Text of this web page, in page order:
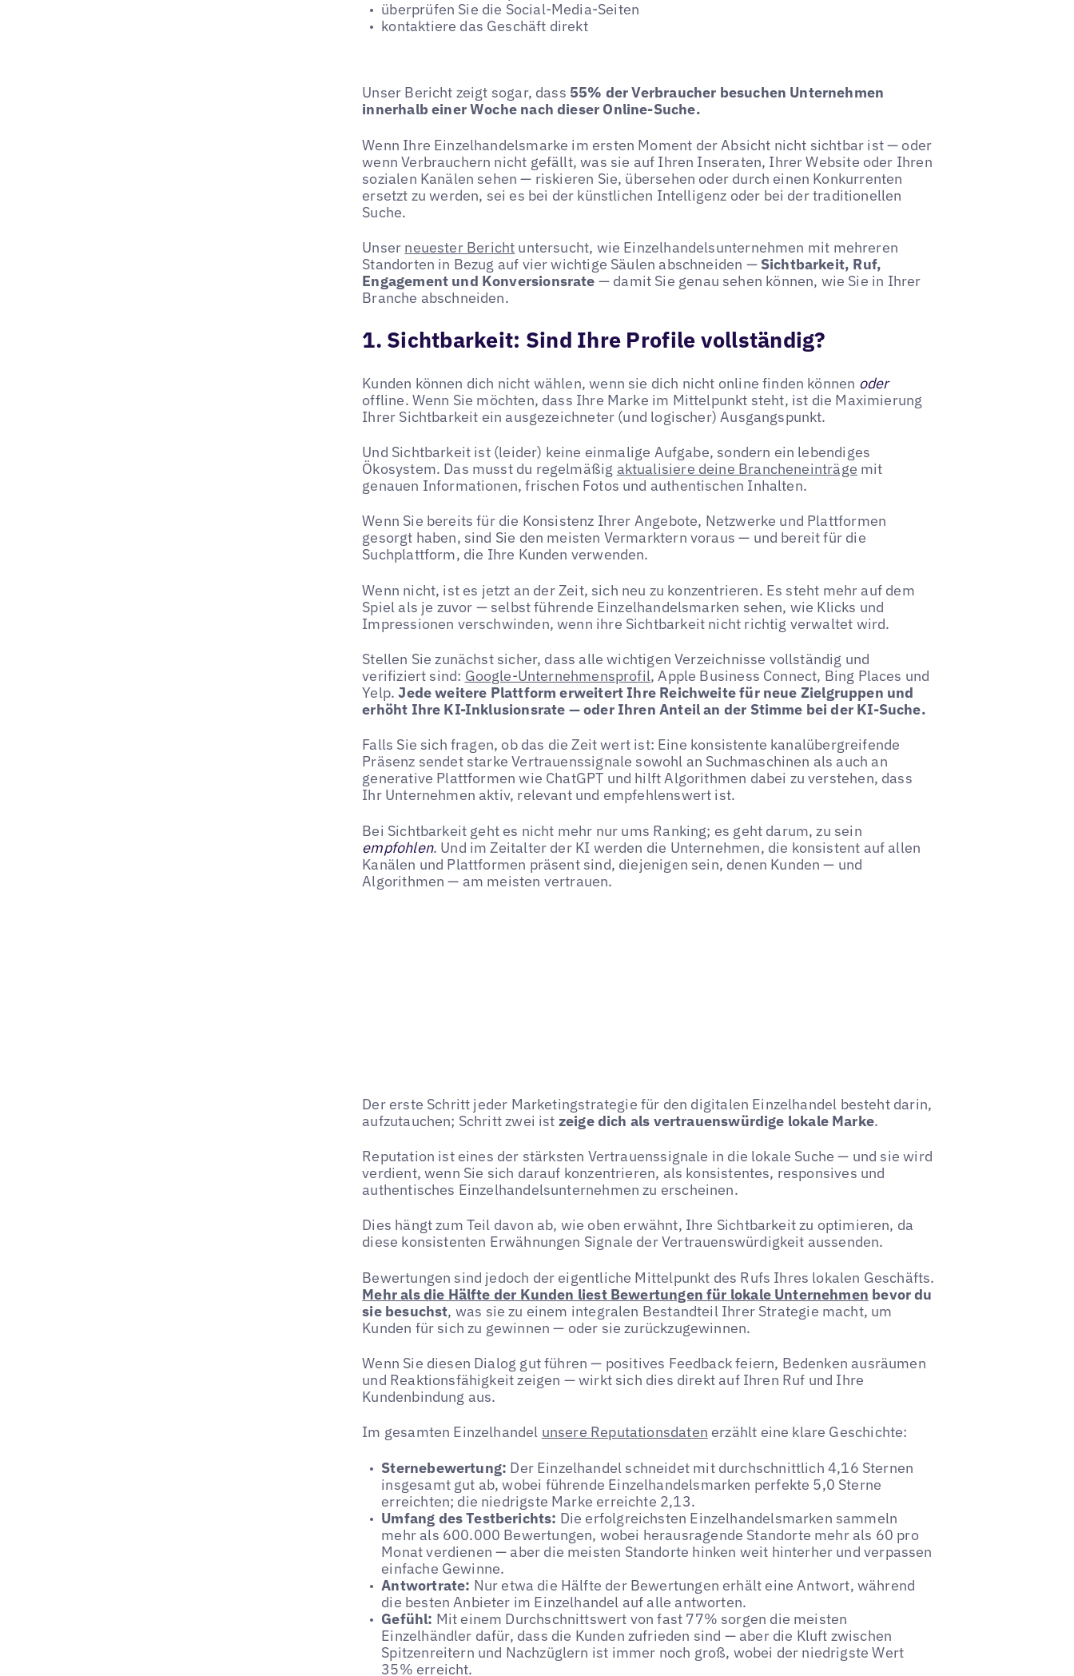
überprüfen Sie die Social-Media-Seiten
kontaktiere das Geschäft direkt
Unser Bericht zeigt sogar, dass 55% der Verbraucher besuchen Unternehmen
innerhalb einer Woche nach dieser Online-Suche.
Wenn Ihre Einzelhandelsmarke im ersten Moment der Absicht nicht sichtbar ist — oder
wenn Verbrauchern nicht gefällt, was sie auf Ihren Inseraten, Ihrer Website oder Ihren
sozialen Kanälen sehen — riskieren Sie, übersehen oder durch einen Konkurrenten
ersetzt zu werden, sei es bei der künstlichen Intelligenz oder bei der traditionellen
Suche.
Unser neuester Bericht untersucht, wie Einzelhandelsunternehmen mit mehreren
Standorten in Bezug auf vier wichtige Säulen abschneiden — Sichtbarkeit, Ruf,
Engagement und Konversionsrate — damit Sie genau sehen können, wie Sie in Ihrer
Branche abschneiden.
1. Sichtbarkeit: Sind Ihre Profile vollständig?
Kunden können dich nicht wählen, wenn sie dich nicht online finden können oder
offline. Wenn Sie möchten, dass Ihre Marke im Mittelpunkt steht, ist die Maximierung
Ihrer Sichtbarkeit ein ausgezeichneter (und logischer) Ausgangspunkt.
Und Sichtbarkeit ist (leider) keine einmalige Aufgabe, sondern ein lebendiges
Ökosystem. Das musst du regelmäßig aktualisiere deine Brancheneinträge mit
genauen Informationen, frischen Fotos und authentischen Inhalten.
Wenn Sie bereits für die Konsistenz Ihrer Angebote, Netzwerke und Plattformen
gesorgt haben, sind Sie den meisten Vermarktern voraus — und bereit für die
Suchplattform, die Ihre Kunden verwenden.
Wenn nicht, ist es jetzt an der Zeit, sich neu zu konzentrieren. Es steht mehr auf dem
Spiel als je zuvor — selbst führende Einzelhandelsmarken sehen, wie Klicks und
Impressionen verschwinden, wenn ihre Sichtbarkeit nicht richtig verwaltet wird.
Stellen Sie zunächst sicher, dass alle wichtigen Verzeichnisse vollständig und
verifiziert sind: Google-Unternehmensprofil, Apple Business Connect, Bing Places und
Yelp.Jede weitere Plattform erweitert Ihre Reichweite für neue Zielgruppen und
erhöht Ihre KI-Inklusionsrate — oder Ihren Anteil an der Stimme bei der KI-Suche.
Falls Sie sich fragen, ob das die Zeit wert ist: Eine konsistente kanalübergreifende
Präsenz sendet starke Vertrauenssignale sowohl an Suchmaschinen als auch an
generative Plattformen wie ChatGPT und hilft Algorithmen dabei zu verstehen, dass
Ihr Unternehmen aktiv, relevant und empfehlenswert ist.
Bei Sichtbarkeit geht es nicht mehr nur ums Ranking; es geht darum, zu sein
empfohlen. Und im Zeitalter der KI werden die Unternehmen, die konsistent auf allen
Kanälen und Plattformen präsent sind, diejenigen sein, denen Kunden — und
Algorithmen — am meisten vertrauen.
Der erste Schritt jeder Marketingstrategie für den digitalen Einzelhandel besteht darin,
aufzutauchen; Schritt zwei ist zeige dich als vertrauenswürdige lokale Marke.
Reputation ist eines der stärksten Vertrauenssignale in die lokale Suche — und sie wird
verdient, wenn Sie sich darauf konzentrieren, als konsistentes, responsives und
authentisches Einzelhandelsunternehmen zu erscheinen.
Dies hängt zum Teil davon ab, wie oben erwähnt, Ihre Sichtbarkeit zu optimieren, da
diese konsistenten Erwähnungen Signale der Vertrauenswürdigkeit aussenden.
Bewertungen sind jedoch der eigentliche Mittelpunkt des Rufs Ihres lokalen Geschäfts.
Mehr als die Hälfte der Kunden liest Bewertungen für lokale Unternehmen bevor du
sie besuchst, was sie zu einem integralen Bestandteil Ihrer Strategie macht, um
Kunden für sich zu gewinnen — oder sie zurückzugewinnen.
Wenn Sie diesen Dialog gut führen — positives Feedback feiern, Bedenken ausräumen
und Reaktionsfähigkeit zeigen — wirkt sich dies direkt auf Ihren Ruf und Ihre
Kundenbindung aus.
Im gesamten Einzelhandel unsere Reputationsdaten erzählt eine klare Geschichte:
Sternebewertung: Der Einzelhandel schneidet mit durchschnittlich 4,16 Sternen
insgesamt gut ab, wobei führende Einzelhandelsmarken perfekte 5,0 Sterne
erreichten; die niedrigste Marke erreichte 2,13.
Umfang des Testberichts: Die erfolgreichsten Einzelhandelsmarken sammeln
mehr als 600.000 Bewertungen, wobei herausragende Standorte mehr als 60 pro
Monat verdienen — aber die meisten Standorte hinken weit hinterher und verpassen
einfache Gewinne.
Antwortrate: Nur etwa die Hälfte der Bewertungen erhält eine Antwort, während
die besten Anbieter im Einzelhandel auf alle antworten.
Gefühl: Mit einem Durchschnittswert von fast 77% sorgen die meisten
Einzelhändler dafür, dass die Kunden zufrieden sind — aber die Kluft zwischen
Spitzenreitern und Nachzüglern ist immer noch groß, wobei der niedrigste Wert
35% erreicht.